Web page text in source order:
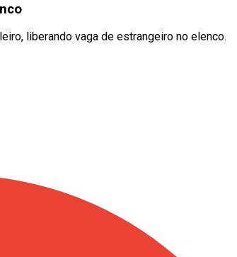
liberando vaga de estrangeiro no elenco.